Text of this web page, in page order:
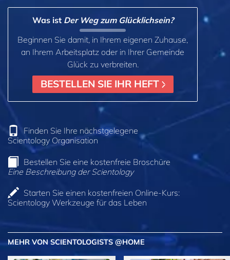
Was ist Der Weg zum Glücklichsein?
Beginnen Sie damit, in Ihrem eigenen Zuhause,
an Ihrem Arbeitsplatz oder in Ihrer Gemeinde
Glück zu verbreiten.
BESTELLEN SIE IHR HEFT
Finden Sie Ihre nächstgelegene
Scientology Organisation
Bestellen Sie eine kostenfreie Broschüre
Eine Beschreibung der Scientology
Starten Sie einen kostenfreien Online-Kurs:
Scientology Werkzeuge für das Leben
MEHR VON SCIENTOLOGISTS @HOME